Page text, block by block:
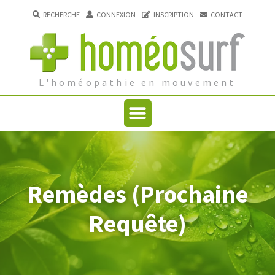
L'homéopathie en mouvement
RECHERCHE CONNEXION INSCRIPTION CONTACT
Remèdes (Prochaine
Requête)